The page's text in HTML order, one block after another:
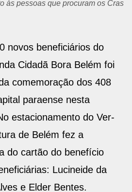
às pessoas que procuram os Cras
novos beneficiários do
Cidadã Bora Belém foi
comemoração dos 408
paraense nesta
estacionamento do Ver-
de Belém fez a
do cartão do benefício
Lucineide da
e Elder Bentes.